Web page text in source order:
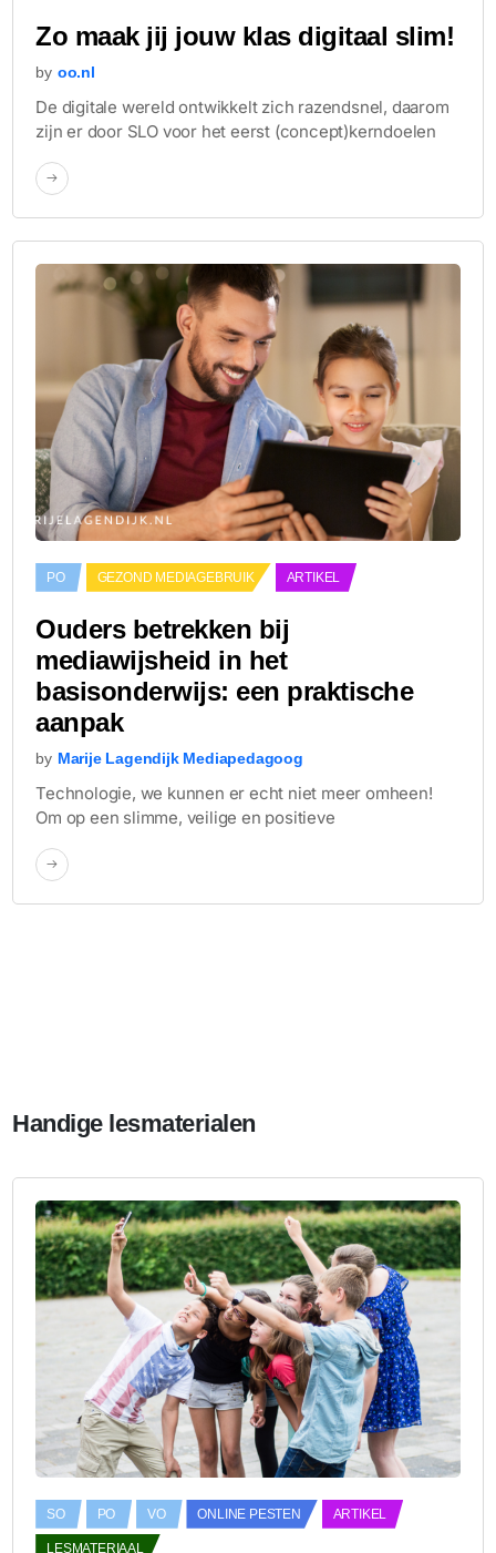
Zo maak jij jouw klas digitaal slim!
by oo.nl
De digitale wereld ontwikkelt zich razendsnel, daarom
zijn er door SLO voor het eerst (concept)kerndoelen
PO GEZOND MEDIAGEBRUIK ARTIKEL
Ouders betrekken bij
mediawijsheid in het
basisonderwijs: een praktische
aanpak
by Marije Lagendijk Mediapedagoog
Technologie, we kunnen er echt niet meer omheen!
Om op een slimme, veilige en positieve
Handige lesmaterialen
SO PO VO ONLINE PESTEN ARTIKEL
LESMATERIAAL